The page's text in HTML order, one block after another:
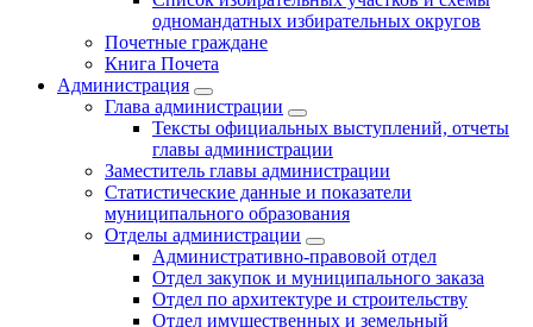
одномандатных избирательных округов
Почетные граждане
Книга Почета
Администрация
Глава администрации
Тексты официальных выступлений, отчеты
главы администрации
Заместитель главы администрации
Статистические данные и показатели
муниципального образования
Отделы администрации
Административно-правовой отдел
Отдел закупок и муниципального заказа
Отдел по архитектуре и строительству
Отдел имущественных и земельный